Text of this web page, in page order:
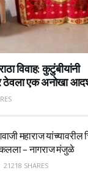
विवाह: कुटुंबीयांनी
ठेवला एक अनोखा
महाराज
– नागराज मंजुळे
21218 SHARES